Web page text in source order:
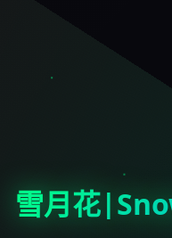
雪月花